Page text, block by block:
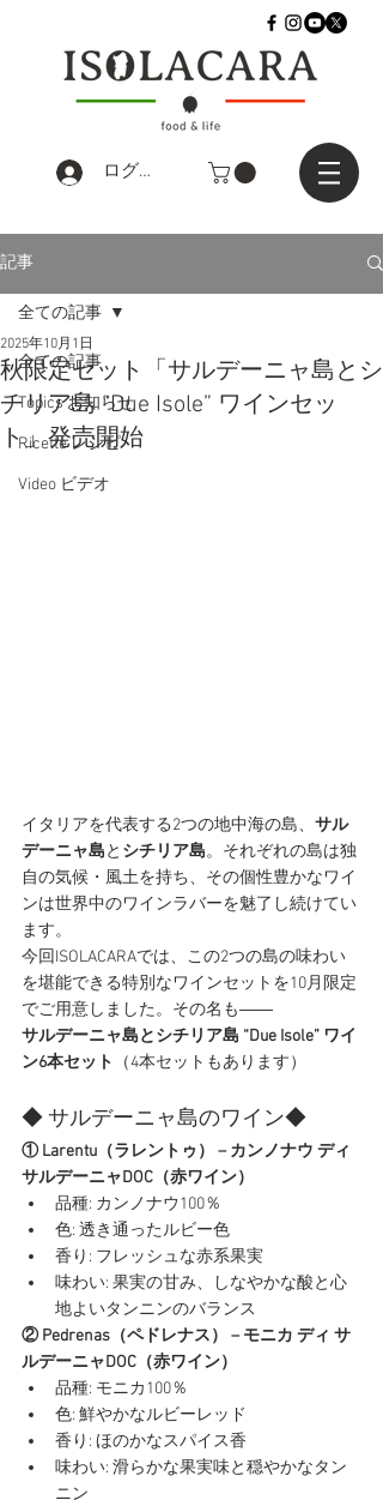
ログイン
記事
全ての記事
Topics お知らせ
Ricette レシピ
Video ビデオ
全ての記事
秋限定セット「サルデーニャ島とシ
チリア島 “Due Isole” ワインセッ
ト」発売開始
2025年10月1日
イタリアを代表する2つの地中海の島、 サル
デーニャ島と シチリア島。それぞれの島は独
自の気候・風土を持ち、その個性豊かなワイ
ンは世界中のワインラバーを魅了し続けてい
ます。
今回ISOLACARAでは、この2つの島の味わい
を堪能できる特別なワインセットを10月限定
でご用意しました。その名も――
サルデーニャ島とシチリア島 “Due Isole” ワイ
ン6本セット
（4本セットもあります）
◆ サルデーニャ島のワイン◆
① Larentu（ラレントゥ） – カンノナウ ディ
サルデーニャDOC（赤ワイン）
品種: カンノナウ100％
色: 透き通ったルビー色
香り: フレッシュな赤系果実
味わい: 果実の甘み、しなやかな酸と心
地よいタンニンのバランス
② Pedrenas（ペドレナス） – モニカ ディ サ
ルデーニャDOC（赤ワイン）
品種: モニカ100％
色: 鮮やかなルビーレッド
香り: ほのかなスパイス香
味わい: 滑らかな果実味と穏やかなタン
ニン